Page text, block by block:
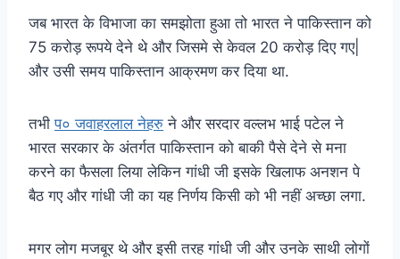
जब भारत के विभाजा का समझोता हुआ तो भारत ने पाकिस्तान को
75 करोड़ रूपये देने थे और जिसमे से केवल 20 करोड़ दिए गए|
और उसी समय पाकिस्तान आक्रमण कर दिया था.
तभीप० जवाहरलाल नेहरु ने और सरदार वल्लभ भाई पटेल ने
भारत सरकार के अंतर्गत पाकिस्तान को बाकी पैसे देने से मना
करने का फैसला लिया लेकिन गांधी जी इसके खिलाफ अनशन पे
बैठ गए और गांधी जी का यह निर्णय किसी को भी नहीं अच्छा लगा.
मगर लोग मजबूर थे और इसी तरह गांधी जी और उनके साथी लोगों